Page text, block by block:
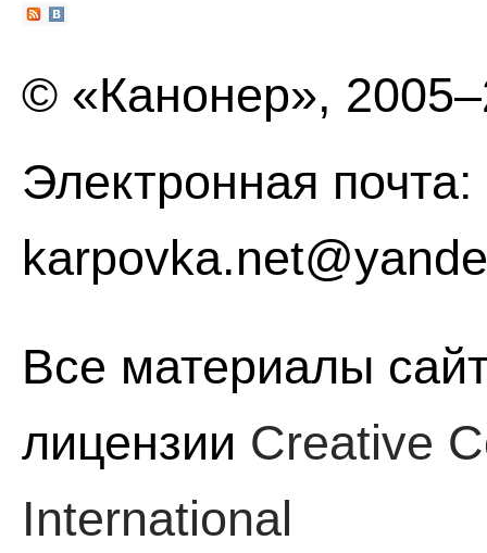
© «Канонер»,
Электронная почта:
Все материалы
лицензии Creative
International